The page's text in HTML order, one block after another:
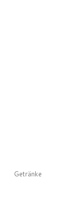
Getränke